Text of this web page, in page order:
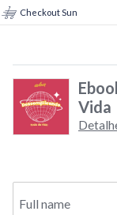
Checkout Sun
Vida
Full name